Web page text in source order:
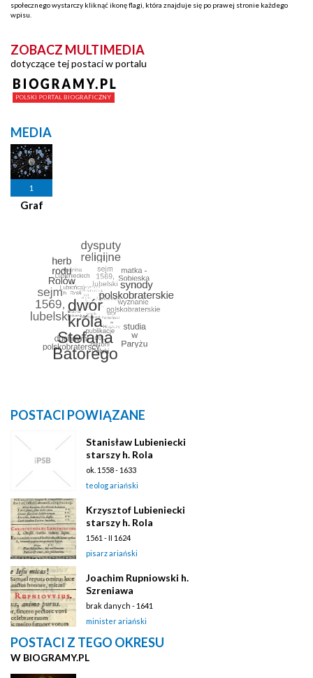
społecznego wystarczy kliknąć ikonę flagi, która znajduje się po prawej stronie każdego
wpisu.
ZOBACZ MULTIMEDIA
dotyczące tej postaci w portalu
MEDIA
1
Graf
POSTACI POWIĄZANE
Stanisław Lubieniecki
starszy h. Rola
ok. 1558 - 1633
teolog ariański
Krzysztof Lubieniecki
starszy h. Rola
1561 - II 1624
pisarz ariański
Joachim Rupniowski h.
Szreniawa
brak danych - 1641
minister ariański
POSTACI Z TEGO OKRESU
W BIOGRAMY.PL